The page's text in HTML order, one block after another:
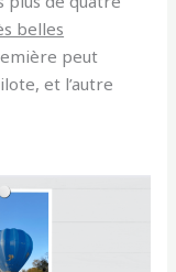
belles
peut
et l’autre